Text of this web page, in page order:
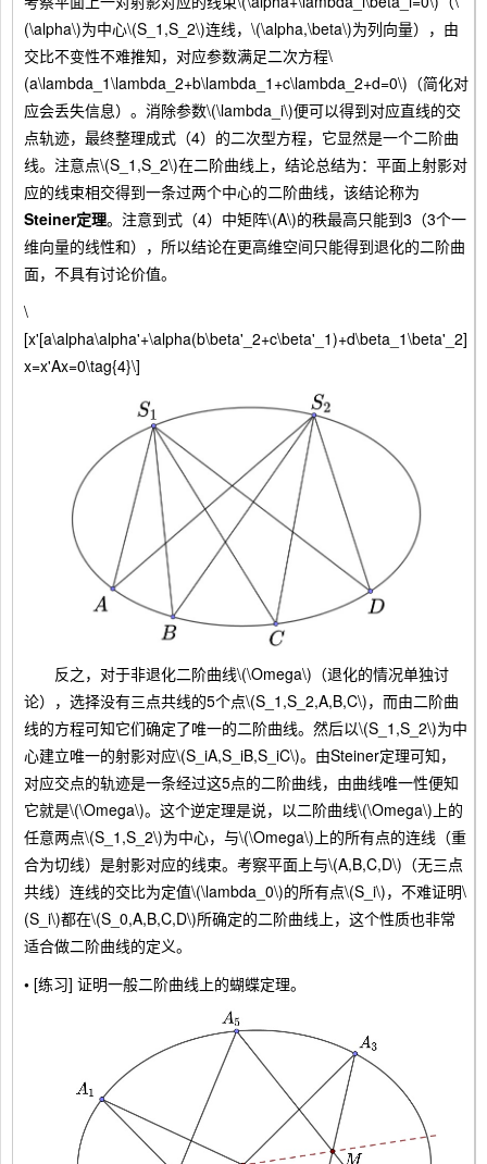
(\alpha\)为中心\(S_1,S_2\)连线，\(\alpha,\beta\)为列向量），由
交比不变性不难推知，对应参数满足二次方程\
(a\lambda_1\lambda_2+b\lambda_1+c\lambda_2+d=0\)（简化对
应会丢失信息）。消除参数\(\lambda_i\)便可以得到对应直线的交
点轨迹，最终整理成式（4）的二次型方程，它显然是一个二阶曲
线。注意点\(S_1,S_2\)在二阶曲线上，结论总结为：平面上射影对
应的线束相交得到一条过两个中心的二阶曲线，该结论称为
Steiner定理。注意到式（4）中矩阵\(A\)的秩最高只能到3（3个一
维向量的线性和），所以结论在更高维空间只能得到退化的二阶曲
面，不具有讨论价值。
\
[x'[a\alpha\alpha'+\alpha(b\beta'_2+c\beta'_1)+d\beta_1\beta'_2]
x=x'Ax=0\tag{4}\]
反之，对于非退化二阶曲线\(\Omega\)（退化的情况单独讨
论），选择没有三点共线的5个点\(S_1,S_2,A,B,C\)，而由二阶曲
线的方程可知它们确定了唯一的二阶曲线。然后以\(S_1,S_2\)为中
心建立唯一的射影对应\(S_iA,S_iB,S_iC\)。由Steiner定理可知，
对应交点的轨迹是一条经过这5点的二阶曲线，由曲线唯一性便知
它就是\(\Omega\)。这个逆定理是说，以二阶曲线\(\Omega\)上的
任意两点\(S_1,S_2\)为中心，与\(\Omega\)上的所有点的连线（重
合为切线）是射影对应的线束。考察平面上与\(A,B,C,D\)（无三点
共线）连线的交比为定值\(\lambda_0\)的所有点\(S_i\)，不难证明\
(S_i\)都在\(S_0,A,B,C,D\)所确定的二阶曲线上，这个性质也非常
适合做二阶曲线的定义。
• [练习] 证明一般二阶曲线上的蝴蝶定理。